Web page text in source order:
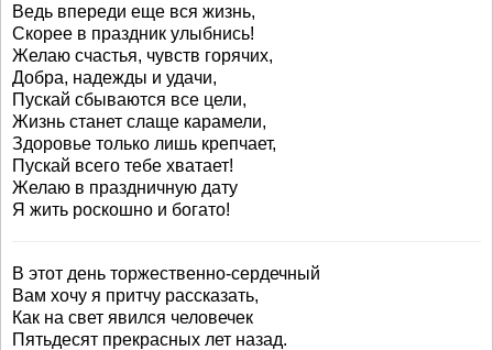
Ведь впереди еще вся жизнь,
Скорее в праздник улыбнись!
Желаю счастья, чувств горячих,
Добра, надежды и удачи,
Пускай сбываются все цели,
Жизнь станет слаще карамели,
Здоровье только лишь крепчает,
Пускай всего тебе хватает!
Желаю в праздничную дату
Я жить роскошно и богато!
В этот день торжественно-сердечный
Вам хочу я притчу рассказать,
Как на свет явился человечек
Пятьдесят прекрасных лет назад.